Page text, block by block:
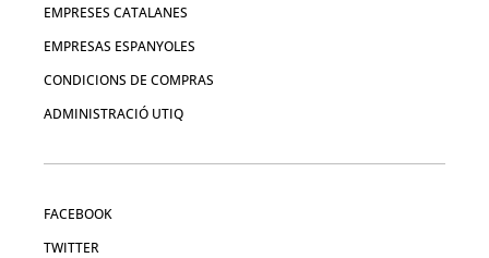
EMPRESES CATALANES
EMPRESAS ESPANYOLES
CONDICIONS DE COMPRAS
ADMINISTRACIÓ UTIQ
FACEBOOK
TWITTER